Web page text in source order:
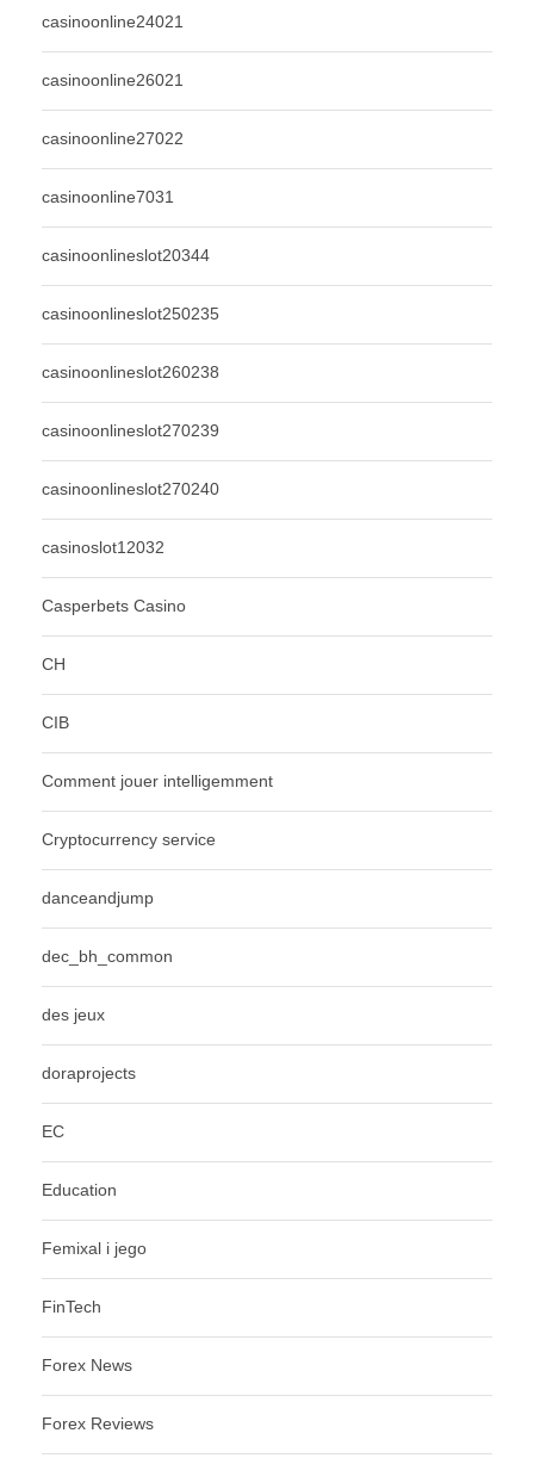
casinoonline24021
casinoonline26021
casinoonline27022
casinoonline7031
casinoonlineslot20344
casinoonlineslot250235
casinoonlineslot260238
casinoonlineslot270239
casinoonlineslot270240
casinoslot12032
Casperbets Casino
CH
CIB
Comment jouer intelligemment
Cryptocurrency service
danceandjump
dec_bh_common
des jeux
doraprojects
EC
Education
Femixal i jego
FinTech
Forex News
Forex Reviews